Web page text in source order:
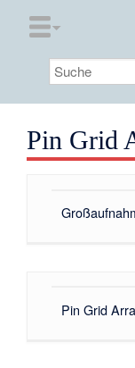
Pin Grid
Pin Grid